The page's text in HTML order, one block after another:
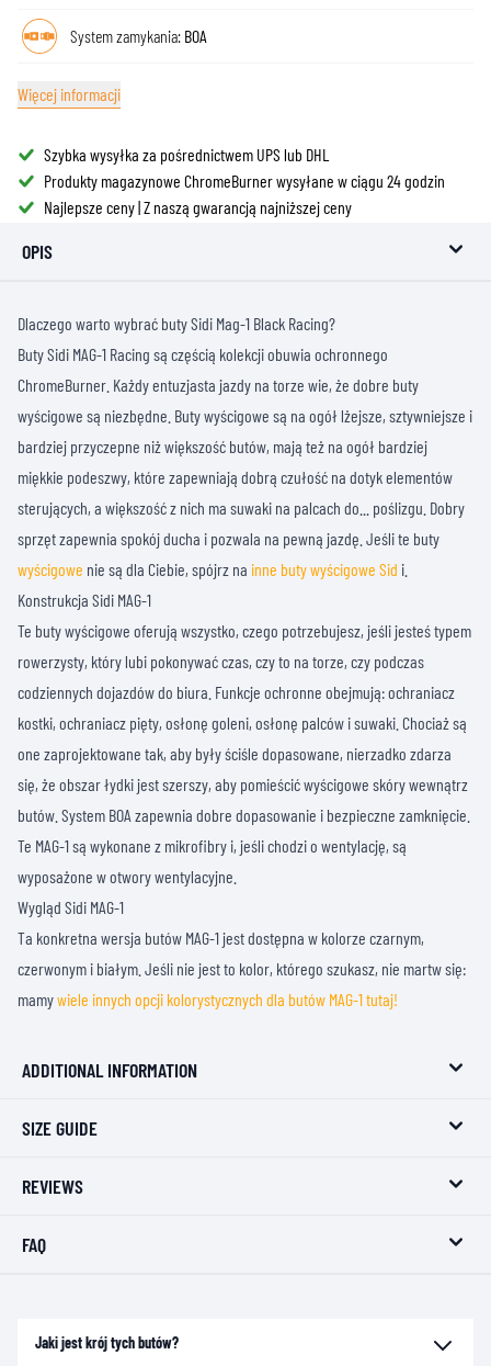
System zamykania: BOA
Więcej informacji
Szybka wysyłka za pośrednictwem UPS lub DHL
Produkty magazynowe ChromeBurner wysyłane w ciągu 24 godzin
Najlepsze ceny | Z naszą gwarancją najniższej ceny
OPIS
Dlaczego warto wybrać buty Sidi Mag-1 Black Racing?
Buty Sidi MAG-1 Racing są częścią kolekcji obuwia ochronnego
ChromeBurner. Każdy entuzjasta jazdy na torze wie, że dobre buty
wyścigowe są niezbędne. Buty wyścigowe są na ogół lżejsze, sztywniejsze i
bardziej przyczepne niż większość butów, mają też na ogół bardziej
miękkie podeszwy, które zapewniają dobrą czułość na dotyk elementów
sterujących, a większość z nich ma suwaki na palcach do... poślizgu. Dobry
sprzęt zapewnia spokój ducha i pozwala na pewną jazdę. Jeśli te buty
wyścigowe nie są dla Ciebie, spójrz na inne buty wyścigowe Sid i.
Konstrukcja Sidi MAG-1
Te buty wyścigowe oferują wszystko, czego potrzebujesz, jeśli jesteś typem
rowerzysty, który lubi pokonywać czas, czy to na torze, czy podczas
codziennych dojazdów do biura. Funkcje ochronne obejmują: ochraniacz
kostki, ochraniacz pięty, osłonę goleni, osłonę palców i suwaki. Chociaż są
one zaprojektowane tak, aby były ściśle dopasowane, nierzadko zdarza
się, że obszar łydki jest szerszy, aby pomieścić wyścigowe skóry wewnątrz
butów. System BOA zapewnia dobre dopasowanie i bezpieczne zamknięcie.
Te MAG-1 są wykonane z mikrofibry i, jeśli chodzi o wentylację, są
wyposażone w otwory wentylacyjne.
Wygląd Sidi MAG-1
Ta konkretna wersja butów MAG-1 jest dostępna w kolorze czarnym,
czerwonym i białym. Jeśli nie jest to kolor, którego szukasz, nie martw się:
mamywiele innych opcji kolorystycznych dla butów MAG-1 tutaj!
ADDITIONAL INFORMATION
SIZE GUIDE
REVIEWS
FAQ
Jaki jest krój tych butów?